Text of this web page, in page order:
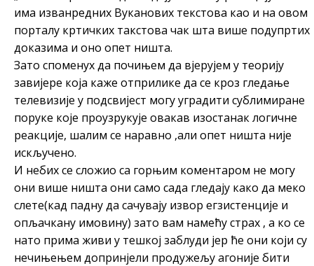
има изванредних Вуканових текстова као и на овом
порталу кртичких такстова чак шта више подупртих
доказима и оно опет ништа.
Зато споменух да почињем да вјерујем у теорију
завијере која каже отприлике да се кроз гледање
телевизије у подсвијест могу уградити сублимиране
поруке које проузрукује овакав изостанак логичне
реакције, шалим се наравно ,али опет ништа није
искључено.
И небих се сложио са горњим коментаром не могу
они више ништа они само сада гледају како да меко
слете(кад падну да сачувају извор егзистенције и
опљачкану имовину) зато вам намећу страх , а ко се
нато прима живи у тешкој заблуди јер ће они који су
нечињењем допринјели продужељу агоније бити